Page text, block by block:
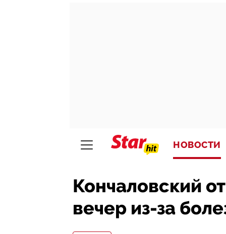
НОВОСТИ
Кончаловский
вечер из-за